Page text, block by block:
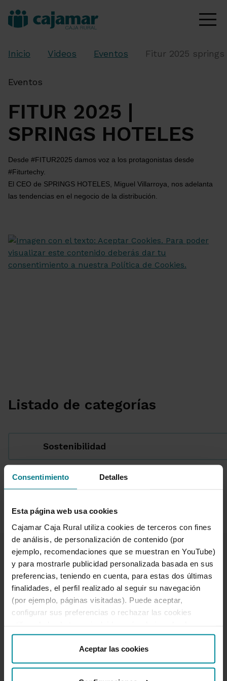
Consentimiento Detalles
Esta página web usa cookies
Cajamar Caja Rural utiliza cookies de terceros con fines
de análisis, de personalización de contenido (por
ejemplo, recomendaciones que se muestran en YouTube)
y para mostrarle publicidad personalizada basada en sus
preferencias, teniendo en cuenta, para estas dos últimas
finalidades, el perfil realizado al seguir su navegación
(por ejemplo, páginas visitadas). Puede aceptar,
configurar sus preferencias o rechazar las cookies
“Detalles”. También puede obtener más información, así
como cambiar el consentimiento en cualquier momento
desde nuestraPolítica de Cookies.
Aceptar las cookies
Inicio Videos Eventos Fitur 2025
Eventos
FITUR 2025 |
SPRINGS HOTELES
Desde #FITUR2025 damos voz a los protagonistas desde
#Fiturtechy.
El CEO de SPRINGS HOTELES, Miguel Villarroya, nos adelanta
las tendencias en el negocio de la distribución.
Listado de categorías
Sostenibilidad
1 de 7
Te ayudamos
Quejas y reclamaciones
Desbloqueo banca online